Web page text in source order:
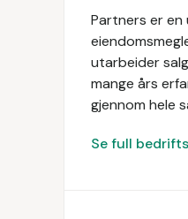
Partners er en
utarbeider
mange års
gjennom hele
Se full